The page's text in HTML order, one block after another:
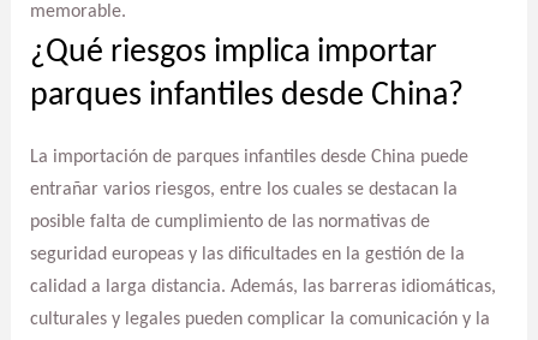
memorable.
¿Qué riesgos implica importar
parques infantiles desde China?
La importación de parques infantiles desde China puede
entrañar varios riesgos, entre los cuales se destacan la
posible falta de cumplimiento de las normativas de
seguridad europeas y las dificultades en la gestión de la
calidad a larga distancia. Además, las barreras idiomáticas,
culturales y legales pueden complicar la comunicación y la